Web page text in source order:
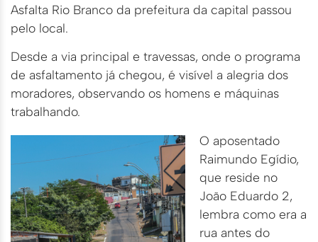
Asfalta Rio Branco da prefeitura da capital passou
pelo local.
Desde a via principal e travessas, onde o programa
de asfaltamento já chegou, é visível a alegria dos
moradores, observando os homens e máquinas
trabalhando.
O aposentado
Raimundo Egídio,
que reside no
João Eduardo 2,
lembra como era a
rua antes do